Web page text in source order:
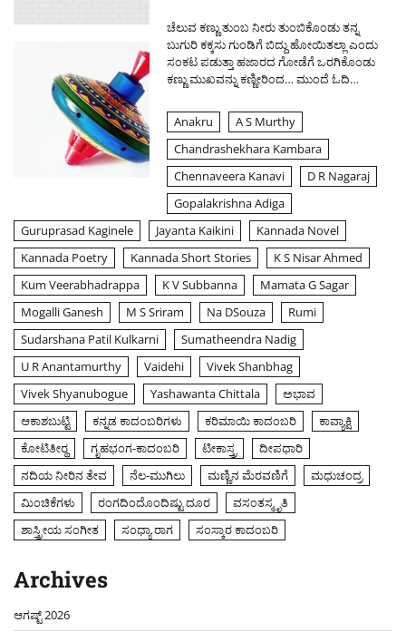
ಚೆಲುವ ಕಣ್ಣು ತುಂಬ ನೀರು ತುಂಬಿಕೊಂಡು ತನ್ನ
ಬುಗುರಿ ಕಕ್ಕಸು ಗುಂಡಿಗೆ ಬಿದ್ದು ಹೋಯಿತಲ್ಲಾ ಎಂದು
ಸಂಕಟ ಪಡುತ್ತಾ ಹಜಾರದ ಗೋಡೆಗೆ ಒರಗಿಕೊಂಡು
ಕಣ್ಣು ಮುಖವನ್ನು ಕಣ್ಣೀರಿಂದ…ಮುಂದೆ ಓದಿ…
Anakru
A S Murthy
Chandrashekhara Kambara
Chennaveera Kanavi
D R Nagaraj
Gopalakrishna Adiga
Guruprasad Kaginele
Jayanta Kaikini
Kannada Novel
Kannada Poetry
Kannada Short Stories
K S Nisar Ahmed
Kum Veerabhadrappa
K V Subbanna
Mamata G Sagar
Mogalli Ganesh
M S Sriram Na DSouza
Rumi
Sudarshana Patil Kulkarni
Sumatheendra Nadig
U R Anantamurthy
Vaidehi
Vivek Shanbhag
Vivek Shyanubogue
Yashawanta Chittala
ಅಭಾವ
ಆಕಾಶಬುಟ್ಟಿ
ಕನ್ನಡ ಕಾದಂಬರಿಗಳು ಕರಿಮಾಯಿ ಕಾದಂಬರಿ
ಕಾವ್ಯಾಕ್ಷಿ
ಕೋಟಿತೀರ್‍ಥ
ಗೃಹಭಂಗ-ಕಾದಂಬರಿ ಟೀಕಾಸ್ತ್ರ
ದೀಪಧಾರಿ
ನದಿಯ ನೀರಿನ ತೇವ
ನೆಲ-ಮುಗಿಲು ಮಣ್ಣಿನ ಮೆರವಣಿಗೆ
ಮಧುಚಂದ್ರ
ಮಿಂಚಿಕೆಗಳು
ರಂಗದಿಂದೊಂದಿಷ್ಟು ದೂರ
ವಸಂತಸ್ಮೃತಿ
ಶಾಸ್ತ್ರೀಯ ಸಂಗೀತ
ಸಂಧ್ಯಾ ರಾಗ ಸಂಸ್ಕಾರ ಕಾದಂಬರಿ
Archives
ಆಗಷ್ಟ್ 2026